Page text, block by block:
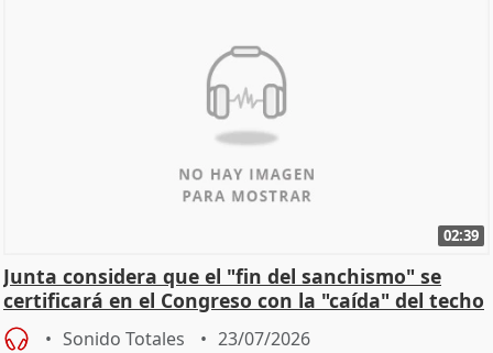
02:39
Junta considera que el "fin del sanchismo" se
certificará en el Congreso con la "caída" del techo
de
Sonido Totales 23/07/2026